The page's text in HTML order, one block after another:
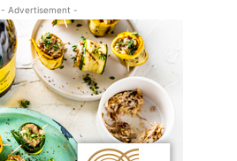
- Advertisement -